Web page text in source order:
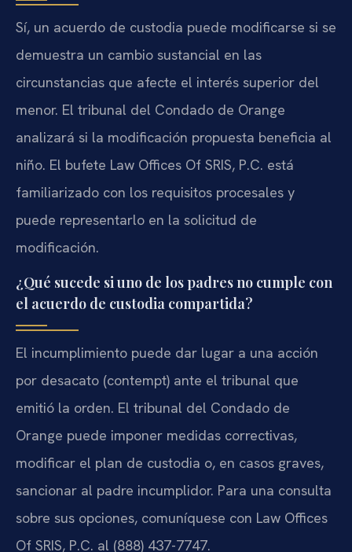
Sí, un acuerdo de custodia puede modificarse si se
demuestra un cambio sustancial en las
circunstancias que afecte el interés superior del
menor. El tribunal del Condado de Orange
analizará si la modificación propuesta beneficia al
niño. El bufete Law Offices Of SRIS, P.C. está
familiarizado con los requisitos procesales y
puede representarlo en la solicitud de
modificación.
¿Qué sucede si uno de los padres no cumple con
el acuerdo de custodia compartida?
El incumplimiento puede dar lugar a una acción
por desacato (contempt) ante el tribunal que
emitió la orden. El tribunal del Condado de
Orange puede imponer medidas correctivas,
modificar el plan de custodia o, en casos graves,
sancionar al padre incumplidor. Para una consulta
sobre sus opciones, comuníquese con Law Offices
Of SRIS, P.C. al (888) 437-7747.